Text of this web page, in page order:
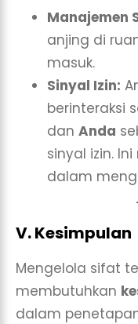
Manajemen
anjing di
masuk.
Sinyal Izin:
berinteraksi
dan Anda
sinyal izin.
dalam
V. Kesimpulan
Mengelola sifat
membutuhkan
dalam